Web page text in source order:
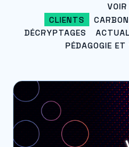
CLIENTS
DÉCRYPTAGES
PÉDAGOGIE